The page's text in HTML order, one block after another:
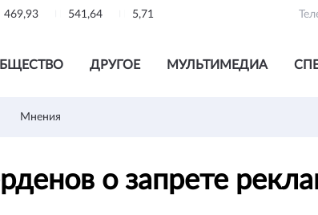
469,93 541,64 5,71
ДРУГОЕ МУЛЬТИМЕДИА
Мнения
о запрете